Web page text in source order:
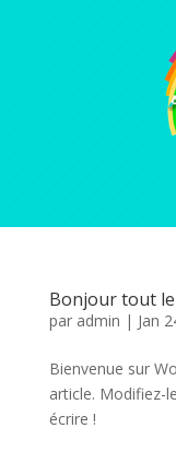
Bonjour tout le
par admin | Jan
Bienvenue sur
article. Modifiez-
écrire !